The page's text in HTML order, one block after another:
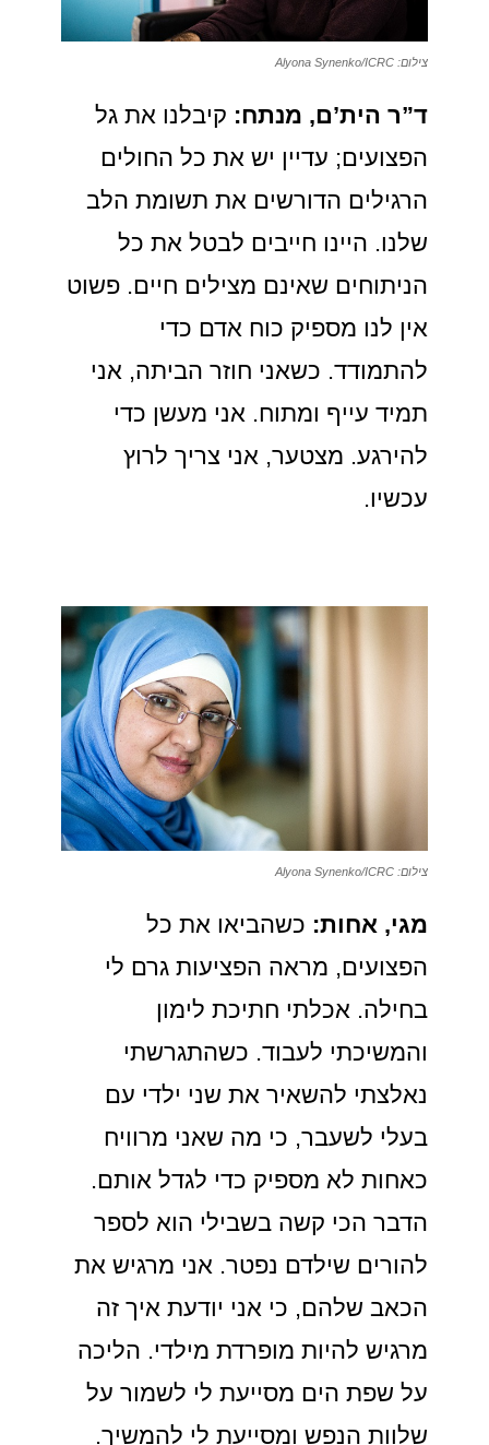
צילום: Alyona Synenko/ICRC
ד”ר הית’ם, מנתח: קיבלנו את גל
הפצועים; עדיין יש את כל החולים
הרגילים הדורשים את תשומת הלב
שלנו. היינו חייבים לבטל את כל
הניתוחים שאינם מצילים חיים. פשוט
אין לנו מספיק כוח אדם כדי
להתמודד. כשאני חוזר הביתה, אני
תמיד עייף ומתוח. אני מעשן כדי
להירגע. מצטער, אני צריך לרוץ
עכשיו.
צילום: Alyona Synenko/ICRC
מגי, אחות: כשהביאו את כל
הפצועים, מראה הפציעות גרם לי
בחילה. אכלתי חתיכת לימון
והמשיכתי לעבוד. כשהתגרשתי
נאלצתי להשאיר את שני ילדי עם
בעלי לשעבר, כי מה שאני מרוויח
כאחות לא מספיק כדי לגדל אותם.
הדבר הכי קשה בשבילי הוא לספר
להורים שילדם נפטר. אני מרגיש את
הכאב שלהם, כי אני יודעת איך זה
מרגיש להיות מופרדת מילדי. הליכה
על שפת הים מסייעת לי לשמור על
שלוות הנפש ומסייעת לי להמשיך.